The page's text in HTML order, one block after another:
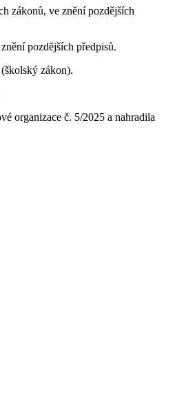
zákonů, ve znění pozdějších
pozdějších předpisů.
zákon).
organizace č. 5/2025 a nahradila